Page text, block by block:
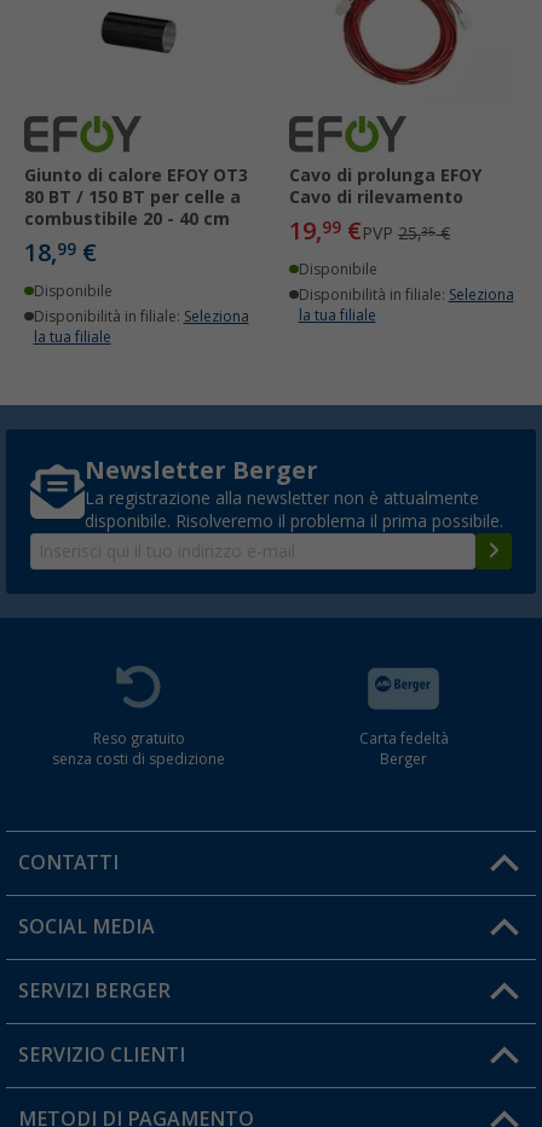
Giunto di calore EFOY OT3
80 BT / 150 BT per celle a
combustibile 20 - 40 cm
18,99 €
Disponibile
Disponibilità in filiale: Seleziona
la tua filiale
Cavo di prolunga EFOY
Cavo di rilevamento
19,99 €PVP 25,35€
Disponibile
Disponibilità in filiale: Seleziona
la tua filiale
Newsletter Berger
La registrazione alla newsletter non è attualmente
disponibile. Risolveremo il problema il prima possibile.
Reso gratuito
senza costi di spedizione
Carta fedeltà
Berger
CONTATTI
Orari di apertura del servizio:
Hai una domanda?
SOCIAL MEDIA
SERVIZI BERGER
Diventare rivenditori
Il mio Account
SERVIZIO CLIENTI
Informazioni sulla spedizione
METODI DI PAGAMENTO